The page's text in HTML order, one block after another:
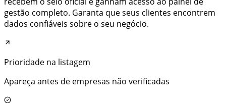
gestão completo. Garanta que seus clientes encontrem
dados confiáveis sobre o seu negócio.
Prioridade na listagem
Apareça antes de empresas não verificadas